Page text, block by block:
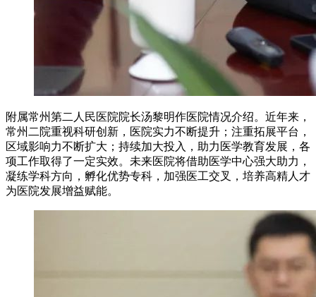
附属常州第二人民医院院长汤黎明作医院情况介绍。近年来，
常州二院重视科研创新，医院实力不断提升；注重拓展平台，
区域影响力不断扩大；持续加大投入，助力医学教育发展，各
项工作取得了一定实效。未来医院将借助医学中心强大助力，
凝练学科方向，孵化优势专科，加强医工交叉，培养高精人才
为医院发展增益赋能。